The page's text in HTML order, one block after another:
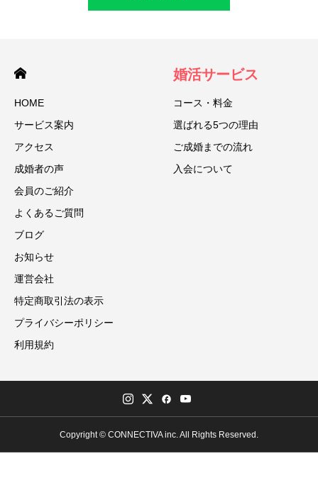
HOME
サービス案内
アクセス
成婚者の声
会員のご紹介
よくあるご質問
ブログ
お知らせ
運営会社
特定商取引法の表示
プライバシーポリシー
利用規約
婚活サービス
コース・料金
選ばれる5つの理由
ご成婚までの流れ
入会について
Copyright © CONNECTIVA inc. All Rights Reserved.